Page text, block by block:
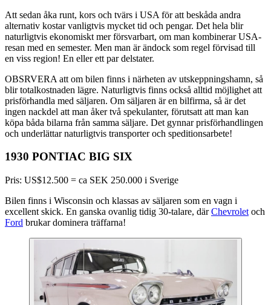
Att sedan åka runt, kors och tvärs i USA för att beskåda andra
alternativ kostar vanligtvis mycket tid och pengar. Det hela blir
naturligtvis ekonomiskt mer försvarbart, om man kombinerar USA-
resan med en semester. Men man är ändock som regel förvisad till
en viss region! En eller ett par delstater.
OBSRVERA att om bilen finns i närheten av utskeppningshamn, så
blir totalkostnaden lägre. Naturligtvis finns också alltid möjlighet att
prisförhandla med säljaren. Om säljaren är en bilfirma, så är det
ingen nackdel att man åker två spekulanter, förutsatt att man kan
köpa båda bilarna från samma säljare. Det gynnar prisförhandlingen
och underlättar naturligtvis transporter och speditionsarbete!
1930 PONTIAC BIG SIX
Pris: US$12.500 = ca SEK 250.000 i Sverige
Bilen finns i Wisconsin och klassas av säljaren som en vagn i
excellent skick. En ganska ovanlig tidig 30-talare, därChevrolet och
Ford brukar dominera träffarna!